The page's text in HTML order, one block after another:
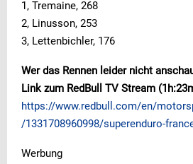
1, Tremaine, 268
2, Linusson, 253
3, Lettenbichler, 176
Wer das Rennen leider nicht
Link zum RedBull TV Stream
https://www.redbull.com/en/
/1331708960998/superenduro-
Werbung